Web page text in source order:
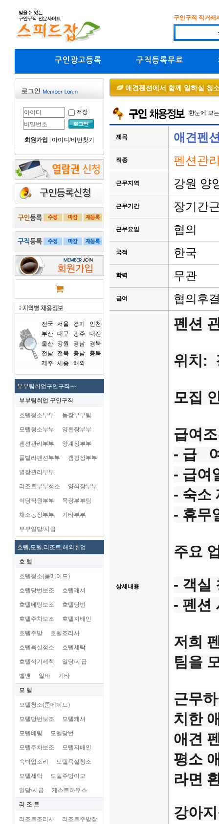
구인구직 직거래
구인광고등록 구직등록무료
저장
회원가입 아이디/비번찾기
전국 서울 경기
인천
부산 대구 광주
대전
울산
강원 경남
경북
전남
전북 충남
충북
제주
세종 해외
부부팀취업구인구직~~
부부팀취업 구인구직
호텔청소부부 농장부부팀
모텔청소부부 양돈장부부
펜션관리부부 양계장부부
플빌라펜션부부 캠핑장부부
별장관리부부
리조트부부청소 양식장부부
식당직원부부 목장부부팀
채소농장부부 기타부부
부부일당/시급
호텔,모텔,리조트,해외취업
호 텔
호텔청소(룸메이드)
호텔당번보조 호텔캐셔
호텔베팅보조 호텔당번
호텔주차보조 호텔지배인
호텔주방 호텔조리사
호텔욕실청소 호텔세탁
호텔식기세척 일당/시급
벨맨 알바 기타
모 텔
모텔청소(룸메이드)
모텔당번보조 모텔캐셔
모텔베팅 모텔당번
모텔주차보조 모텔지배인
숙박업조리 모텔욕실청소
모텔세탁 모텔주방이모
일당/시급 게스트하우스
리 조 트
리조트조리사 리조트주방장
애견펜션에서 함께 일하실 청
한눈에 보
제목 애견펜
직종 펜션관
근무지역 강원 양
근무기간 장기간
근무요일 협의
국적 한국
학력 무관
급여 협의후
상세내용
펜션
위치:
모집
급여
- 급
- 급여
- 숙소
- 휴무
주요
- 객실
- 펜션
저희
팀을
근무
치한
애견
평소
라면
강아